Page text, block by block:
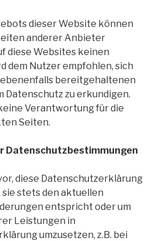
dieser Website können
anderer Anbieter
diese Websites keinen
dem Nutzer empfohlen, sich
bereitgehaltenen
Datenschutz zu erkundigen.
Verantwortung für die
Seiten.
Datenschutzbestimmungen
diese Datenschutzerklärung
sie stets den aktuellen
entspricht oder um
Leistungen in
umzusetzen, z.B. bei